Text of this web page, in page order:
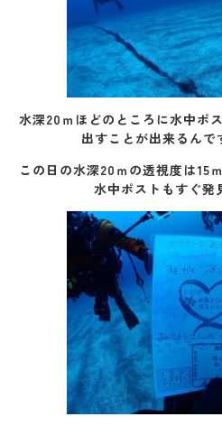
水深20ｍほどのところに水中ポ
出すことが出来るん
この日の水深20ｍの透視度は15
水中ポストもすぐ発